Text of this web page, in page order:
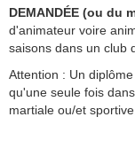
DEMANDÉE (ou du
d'animateur voire
saisons dans un club
Attention : Un
qu'une seule fois
martiale ou/et sportive.